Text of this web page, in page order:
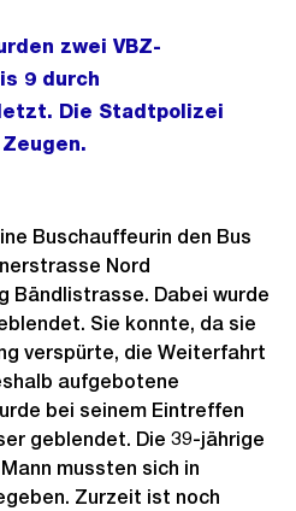
zwei VBZ-
9 durch
Die Stadtpolizei
Buschauffeurin den Bus
Nord
Bändlistrasse. Dabei wurde
Sie konnte, da sie
verspürte, die Weiterfahrt
aufgebotene
bei seinem Eintreffen
geblendet. Die 39-jährige
mussten sich in
Zurzeit ist noch